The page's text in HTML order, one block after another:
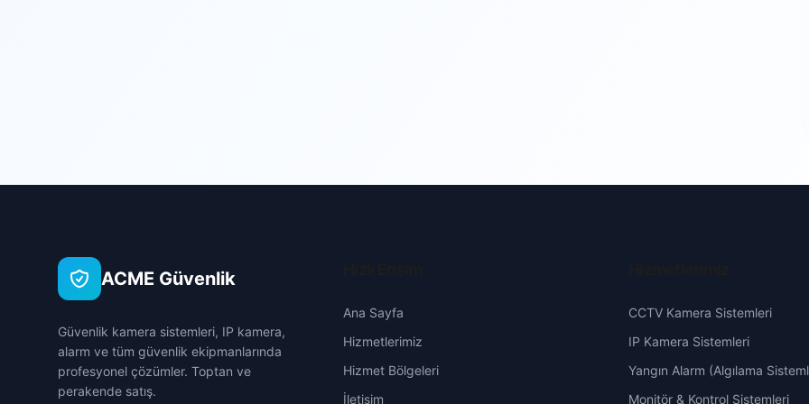
ACME Güvenlik
Güvenlik kamera sistemleri, IP kamera,
alarm ve tüm güvenlik ekipmanlarında
profesyonel çözümler. Toptan ve
perakende satış.
Ana Sayfa
Hizmetlerimiz
Hizmet Bölgeleri
İletişim
CCTV Kamera Sistemleri
IP Kamera Sistemleri
Yangın Alarm (Algılama
Monitör & Kontrol Sistemleri